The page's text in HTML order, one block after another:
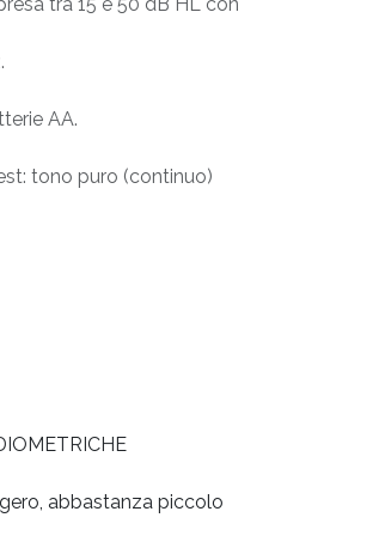
AA.
tono puro (continuo)
abbastanza piccolo